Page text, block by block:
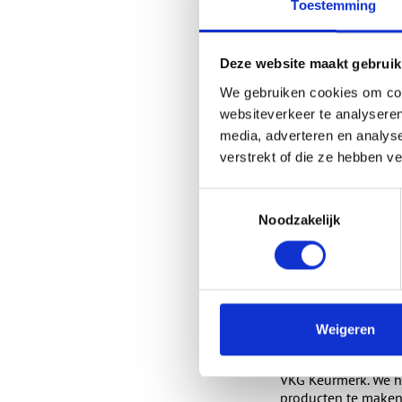
Toestemming
Deze website maakt
We gebruiken cookies om
websiteverkeer te
media, adverteren en
verstrekt of die ze hebben
Noodzakelijk
Weigeren
verduurzaming te
Waarde
Samen met
deze groep is de
een volledig
materiaal.
Jan vertelt over
duurzame
Groep, hebben we
een
(Red: De SDG’s
Om diezelfde
VKG Keurmerk.
producten te